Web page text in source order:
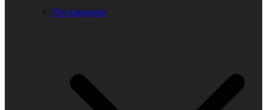
Fler kategorier